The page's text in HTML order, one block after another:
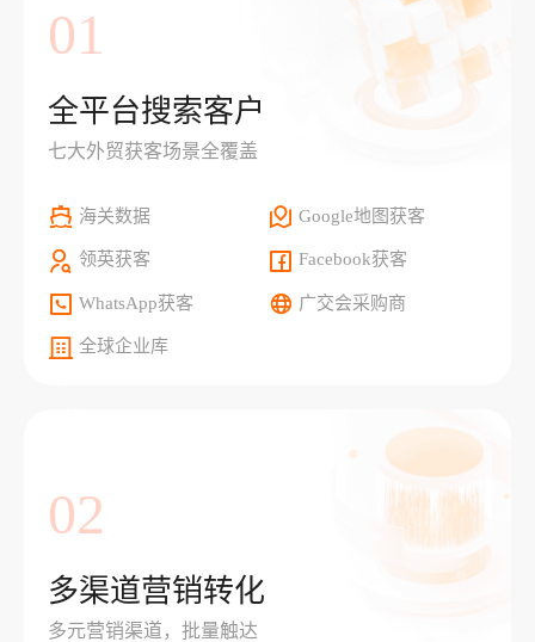
01
全平台搜索客户
七大外贸获客场景全覆盖
海关数据 Google地图获客
领英获客 Facebook获客
WhatsApp获客 广交会采购商
全球企业库
02
多渠道营销转化
多元营销渠道，批量触达